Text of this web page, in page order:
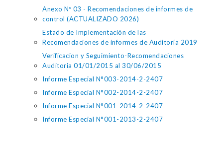
Anexo Nº 03 - Recomendaciones de informes de
control (ACTUALIZADO 2026)
Estado de Implementación de las
Recomendaciones de informes de Auditoría 2019
Verificacion y Seguimiento-Recomendaciones
Auditoria 01/01/2015 al 30/06/2015
Informe Especial N°003-2014-2-2407
Informe Especial N°002-2014-2-2407
Informe Especial N°001-2014-2-2407
Informe Especial N°001-2013-2-2407